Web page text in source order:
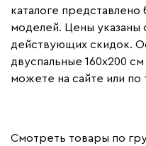
каталоге
моделей. Цены указаны
действующих скидок.
двуспальные 160х200
можете на сайте или по
Смотреть товары по